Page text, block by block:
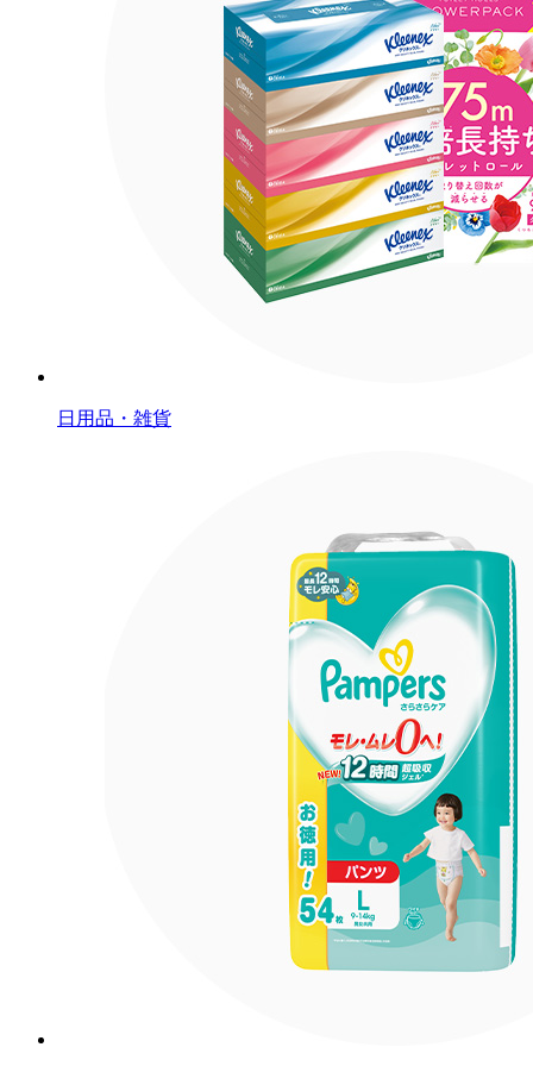
日用品・雑貨